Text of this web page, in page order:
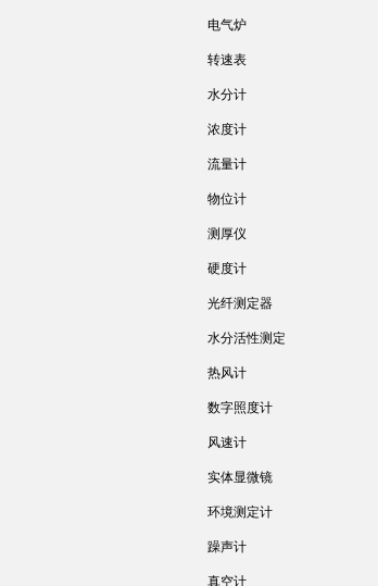
电气炉
转速表
水分计
浓度计
流量计
物位计
测厚仪
硬度计
光纤测定器
水分活性测定
热风计
数字照度计
风速计
实体显微镜
环境测定计
躁声计
真空计